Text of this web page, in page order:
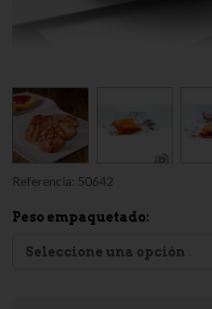
Referencia: 50642
Peso empaquetado:
Seleccione una opción